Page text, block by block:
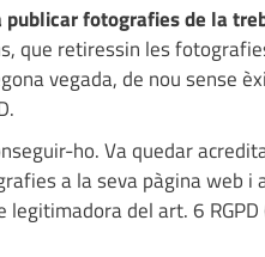
publicar fotografies de la
que retiressin les
vegada, de nou sense
ho. Va quedar
a la seva pàgina web i
del art. 6